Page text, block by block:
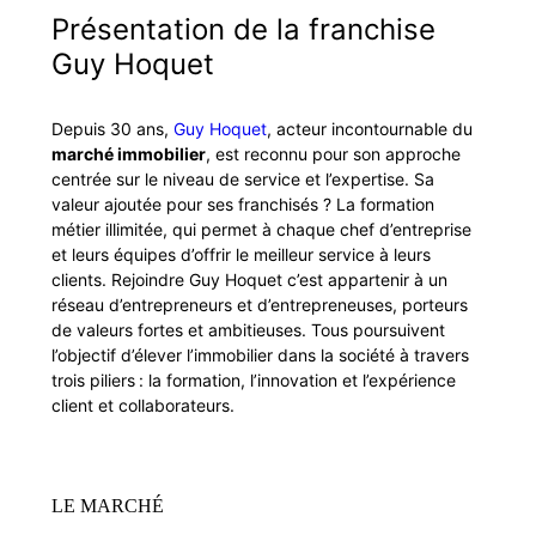
Présentation de la franchise
Guy Hoquet
Depuis 30 ans, Guy Hoquet, acteur incontournable du
marché immobilier, est reconnu pour son approche
centrée sur le niveau de service et l’expertise. Sa
valeur ajoutée pour ses franchisés ? La formation
métier illimitée, qui permet à chaque chef d’entreprise
et leurs équipes d’offrir le meilleur service à leurs
clients. Rejoindre Guy Hoquet c’est appartenir à un
réseau d’entrepreneurs et d’entrepreneuses, porteurs
de valeurs fortes et ambitieuses. Tous poursuivent
l’objectif d’élever l’immobilier dans la société à travers
trois piliers : la formation, l’innovation et l’expérience
client et collaborateurs.
LE MARCHÉ